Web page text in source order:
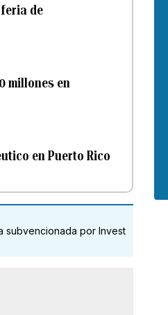
de
millones en
en Puerto Rico
subvencionada por Invest